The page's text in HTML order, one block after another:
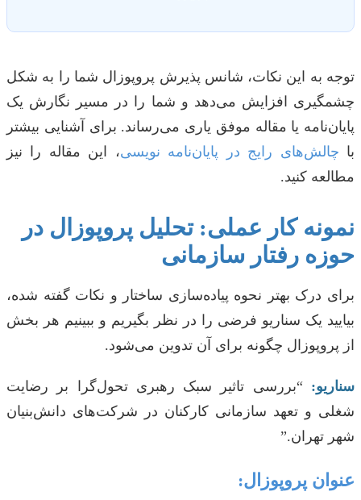
توجه به این نکات، شانس پذیرش پروپوزال شما را به شکل
چشمگیری افزایش می‌دهد و شما را در مسیر نگارش یک
پایان‌نامه یا مقاله موفق یاری می‌رساند. برای آشنایی بیشتر
با چالش‌های رایج در پایان‌نامه نویسی، این مقاله را نیز
مطالعه کنید.
نمونه کار عملی: تحلیل پروپوزال در
حوزه رفتار سازمانی
برای درک بهتر نحوه پیاده‌سازی ساختار و نکات گفته شده،
بیایید یک سناریو فرضی را در نظر بگیریم و ببینیم هر بخش
از پروپوزال چگونه برای آن تدوین می‌شود.
سناریو: “بررسی تاثیر سبک رهبری تحول‌گرا بر رضایت
شغلی و تعهد سازمانی کارکنان در شرکت‌های دانش‌بنیان
شهر تهران.”
عنوان پروپوزال: